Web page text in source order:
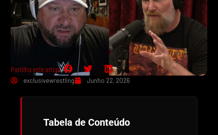
Partilha este artigo:
exclusivewrestling
Junho 22, 2026
Tabela de Conteúdo